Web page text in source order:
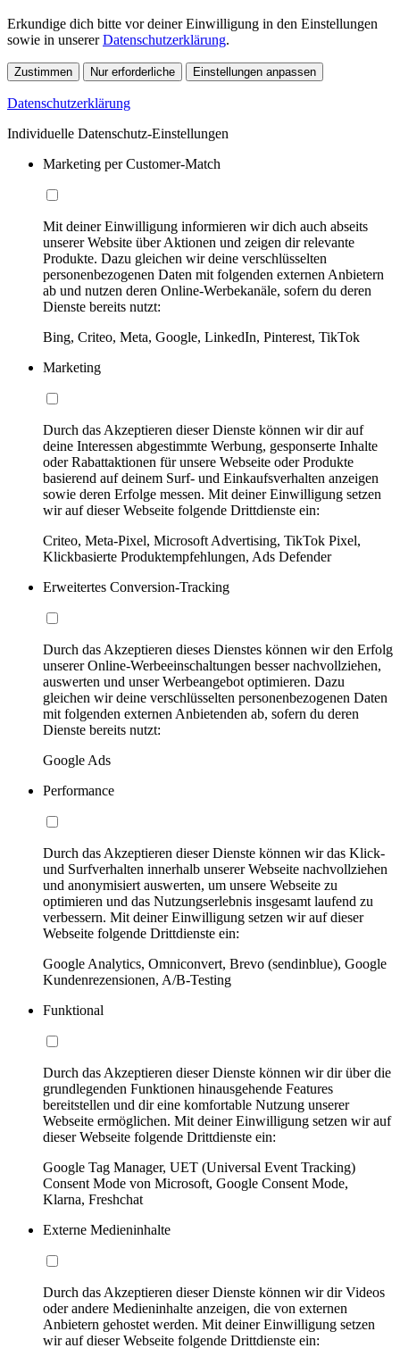
Erkundige dich bitte vor deiner Einwilligung in den Einstellungen
sowie in unsererDatenschutzerklärung.
Zustimmen Nur erforderliche Einstellungen anpassen
Datenschutzerklärung
Individuelle Datenschutz-Einstellungen
Marketing per Customer-Match
Mit deiner Einwilligung informieren wir dich auch abseits
unserer Website über Aktionen und zeigen dir relevante
Produkte. Dazu gleichen wir deine verschlüsselten
personenbezogenen Daten mit folgenden externen Anbietern
ab und nutzen deren Online-Werbekanäle, sofern du deren
Dienste bereits nutzt:
Bing, Criteo, Meta, Google, LinkedIn, Pinterest, TikTok
Marketing
Durch das Akzeptieren dieser Dienste können wir dir auf
deine Interessen abgestimmte Werbung, gesponserte Inhalte
oder Rabattaktionen für unsere Webseite oder Produkte
basierend auf deinem Surf- und Einkaufsverhalten anzeigen
sowie deren Erfolge messen. Mit deiner Einwilligung setzen
wir auf dieser Webseite folgende Drittdienste ein:
Criteo, Meta-Pixel, Microsoft Advertising, TikTok Pixel,
Klickbasierte Produktempfehlungen, Ads Defender
Erweitertes Conversion-Tracking
Durch das Akzeptieren dieses Dienstes können wir den Erfolg
unserer Online-Werbeeinschaltungen besser nachvollziehen,
auswerten und unser Werbeangebot optimieren. Dazu
gleichen wir deine verschlüsselten personenbezogenen Daten
mit folgenden externen Anbietenden ab, sofern du deren
Dienste bereits nutzt:
Google Ads
Performance
Durch das Akzeptieren dieser Dienste können wir das Klick-
und Surfverhalten innerhalb unserer Webseite nachvollziehen
und anonymisiert auswerten, um unsere Webseite zu
optimieren und das Nutzungserlebnis insgesamt laufend zu
verbessern. Mit deiner Einwilligung setzen wir auf dieser
Webseite folgende Drittdienste ein:
Google Analytics, Omniconvert, Brevo (sendinblue), Google
Kundenrezensionen, A/B-Testing
Funktional
Durch das Akzeptieren dieser Dienste können wir dir über die
grundlegenden Funktionen hinausgehende Features
bereitstellen und dir eine komfortable Nutzung unserer
Webseite ermöglichen. Mit deiner Einwilligung setzen wir auf
dieser Webseite folgende Drittdienste ein:
Google Tag Manager, UET (Universal Event Tracking)
Consent Mode von Microsoft, Google Consent Mode,
Klarna, Freshchat
Externe Medieninhalte
Durch das Akzeptieren dieser Dienste können wir dir Videos
oder andere Medieninhalte anzeigen, die von externen
Anbietern gehostet werden. Mit deiner Einwilligung setzen
wir auf dieser Webseite folgende Drittdienste ein: